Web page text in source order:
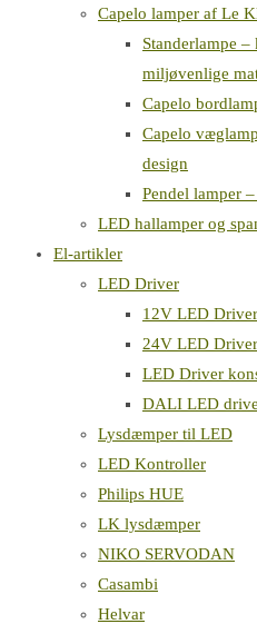
Capelo lamper af Le
Standerlampe
miljøvenlige
Capelo
Capelo
design
Pendel lamper
LED hallamper og
El-artikler
LED Driver
12V LED Driver
24V LED Driver
LED Driver
DALI LED
Lysdæmper til LED
LED Kontroller
Philips HUE
LK lysdæmper
NIKO SERVODAN
Casambi
Helvar